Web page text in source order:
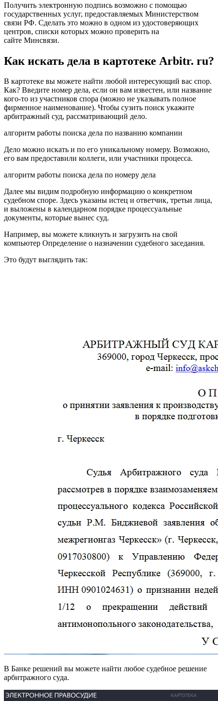
Получить электронную подпись возможно с помощью
государственных услуг, предоставляемых Министерством
связи РФ. Сделать это можно в одном из удостоверяющих
центров, списки которых можно проверить на
сайте Минсвязи.
Как искать дела в картотеке Arbitr. ru?
В картотеке вы можете найти любой интересующий вас спор.
Как? Введите номер дела, если он вам известен, или название
кого-то из участников спора (можно не указывать полное
фирменное наименование). Чтобы сузить поиск укажите
арбитражный суд, рассматривающий дело.
алгоритм работы поиска дела по названию компании
Дело можно искать и по его уникальному номеру. Возможно,
его вам предоставили коллеги, или участники процесса.
алгоритм работы поиска дела по номеру дела
Далее мы видим подробную информацию о конкретном
судебном споре. Здесь указаны истец и ответчик, третьи лица,
и выложены в календарном порядке процессуальные
документы, которые вынес суд.
Например, вы можете кликнуть и загрузить на свой
компьютер Определение о назначении судебного заседания.
Это будут выглядить так:
В Банке решений вы можете найти любое судебное решение
арбитражного суда.